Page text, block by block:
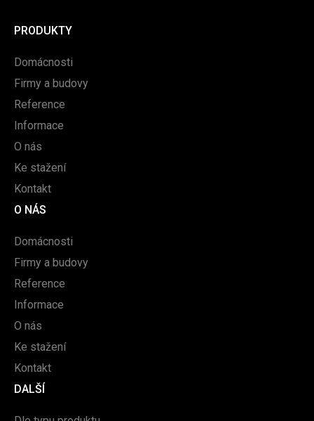
PRODUKTY
Domácnosti
Firmy a budovy
Reference
Informace
O nás
Ke stažení
Kontakt
O NÁS
Domácnosti
Firmy a budovy
Reference
Informace
O nás
Ke stažení
Kontakt
DALŠÍ